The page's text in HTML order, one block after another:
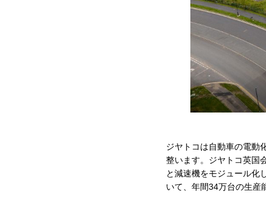
ジヤトコは自動車の電動
整います。ジヤトコ英国
と減速機をモジュール化
いて、年間34万台の生産